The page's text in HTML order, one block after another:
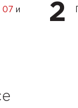
07
и
2